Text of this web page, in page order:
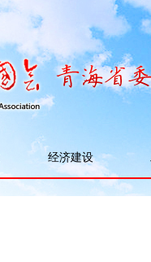
经济建设